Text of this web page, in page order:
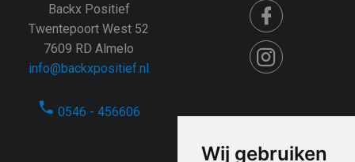
Wij gebruiken
Backx Positief
Twentepoort West 52
7609 RD Almelo
info@backxpositief.nl
0546 - 456606